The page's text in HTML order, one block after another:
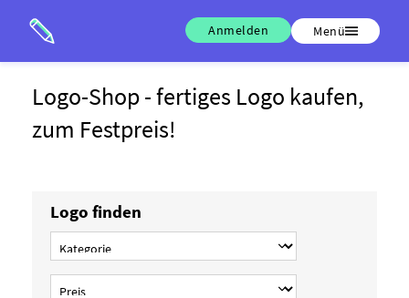
Anmelden Menü
Logo-Shop - fertiges Logo kaufen,
zum Festpreis!
Logo finden